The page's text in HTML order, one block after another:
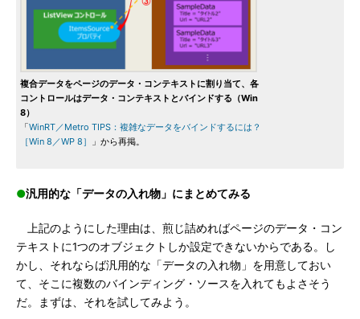
複合データをページのデータ・コンテキストに割り当て、各
コントロールはデータ・コンテキストとバインドする（Win
8）
「WinRT／Metro TIPS：複雑なデータをバインドするには？
［Win 8／WP 8］
」から再掲。
●汎用的な「データの入れ物」にまとめてみる
上記のようにした理由は、煎じ詰めればページのデータ・コン
テキストに1つのオブジェクトしか設定できないからである。し
かし、それならば汎用的な「データの入れ物」を用意しておい
て、そこに複数のバインディング・ソースを入れてもよさそう
だ。まずは、それを試してみよう。